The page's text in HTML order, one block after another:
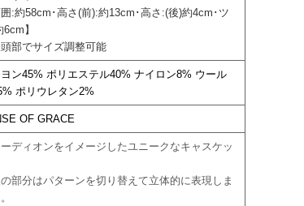
囲:約58cm･高さ(前):約13cm･高さ:(後)約4cm･ツ
】
頭部でサイズ調整可能
ヨン45% ポリエステル40% ナイロン8% ウール
ポリウレタン2%
OF GRACE
ディオンをイメージしたユニークなキャスケッ
部分はパターンを切り替えて立体的に表現しま